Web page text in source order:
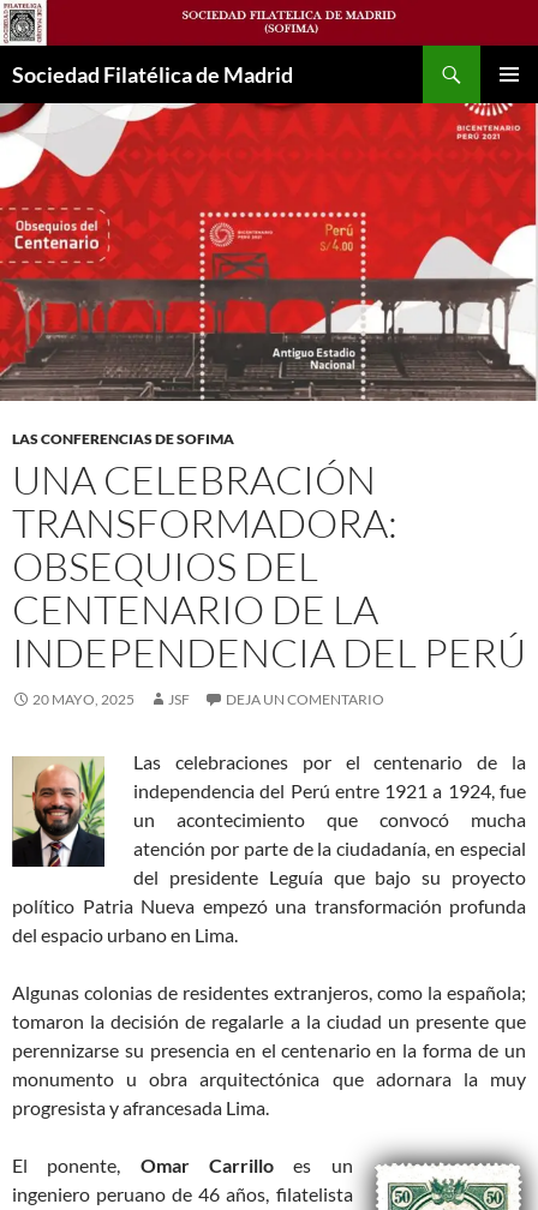
Saltar
al
contenido
Sociedad Filatélica de Madrid
MENÚ
LAS CONFERENCIAS DE SOFIMA
UNA CELEBRACIÓN
TRANSFORMADORA:
OBSEQUIOS DEL
CENTENARIO DE LA
INDEPENDENCIA DEL PERÚ
20 MAYO, 2025 JSF DEJA UN COMENTARIO
Las celebraciones por el centenario de la
independencia del Perú entre 1921 a 1924, fue
un acontecimiento que convocó mucha
atención por parte de la ciudadanía, en especial
del presidente Leguía que bajo su proyecto
político Patria Nueva empezó una transformación profunda
del espacio urbano en Lima.
Algunas colonias de residentes extranjeros, como la española;
tomaron la decisión de regalarle a la ciudad un presente que
perennizarse su presencia en el centenario en la forma de un
monumento u obra arquitectónica que adornara la muy
progresista y afrancesada Lima.
El ponente, Omar Carrilloes un
ingeniero peruano de 46 años, filatelista